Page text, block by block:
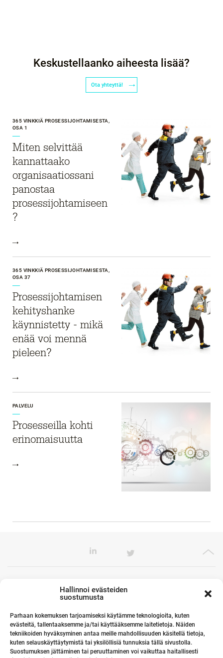
Hallinnoi evästeiden
suostumusta
Parhaan kokemuksen tarjoamiseksi käytämme teknologioita, kuten
evästeitä, tallentaaksemme ja/tai käyttääksemme laitetietoja. Näiden
tekniikoiden hyväksyminen antaa meille mahdollisuuden käsitellä tietoja,
kuten selauskäyttäytymistä tai yksilöllisiä tunnuksia tällä sivustolla.
Suostumuksen jättäminen tai peruuttaminen voi vaikuttaa haitallisesti
Keskustellaanko aiheesta lisää?
Ota yhteyttä!
365 VINKKIÄ PROSESSIJOHTAMISESTA,
OSA 1
Miten selvittää
kannattaako
organisaatiossani
panostaa
prosessijohtamiseen
?
365 VINKKIÄ PROSESSIJOHTAMISESTA,
OSA 37
Prosessijohtamisen
kehityshanke
käynnistetty - mikä
enää voi mennä
pieleen?
PALVELU
Prosesseilla kohti
erinomaisuutta
Toimistomme Euroopassa
Kumppanimme maailmalla